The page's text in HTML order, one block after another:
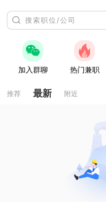
加入群聊 热门兼职
推荐 最新 附近